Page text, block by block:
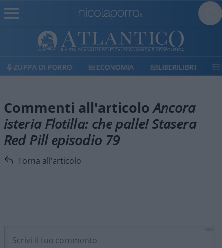
ZUPPA DI PORRO ECONOMIA LIBERILIBRI
Commenti all'articoloAncora
isteria Flotilla: che palle! Stasera
Red Pill episodio 79
Torna all'articolo